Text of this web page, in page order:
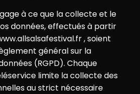
à ce que la collecte et le
données, effectués à partir
, soient
général sur la
(RGPD). Chaque
limite la collecte des
au strict nécessaire